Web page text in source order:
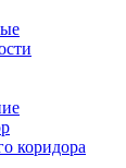
коридора